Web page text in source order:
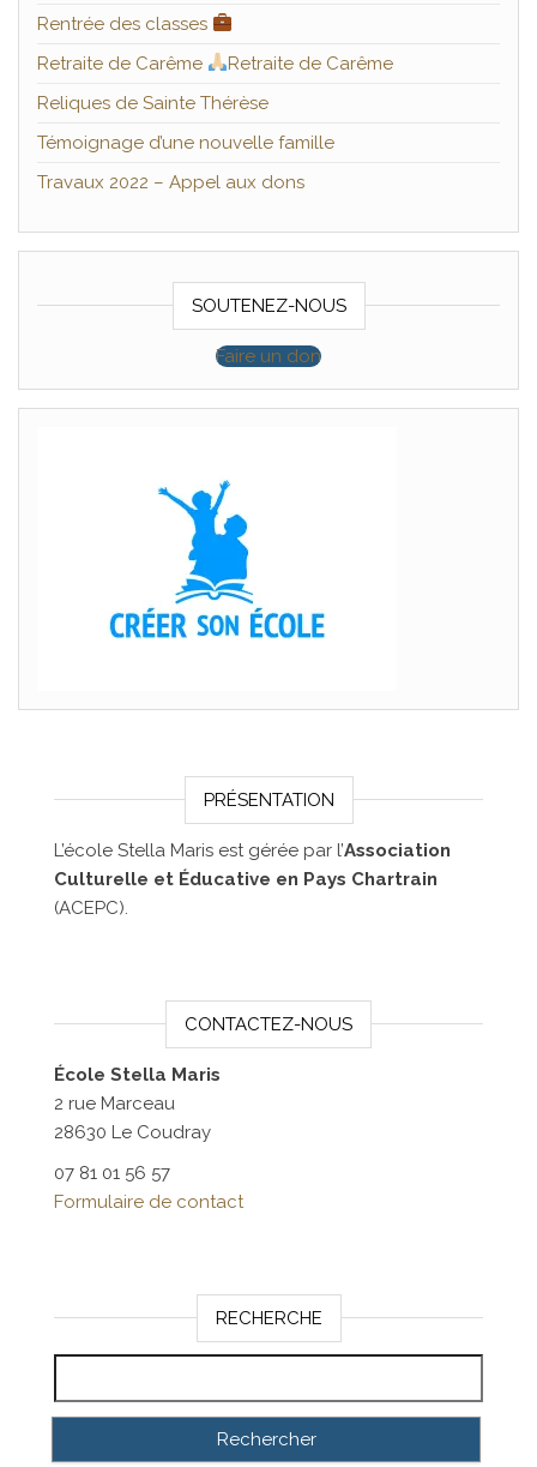
Rentrée des classes
Retraite de Carême
Retraite de Carême
Reliques de Sainte Thérèse
Témoignage d’une nouvelle famille
Travaux 2022 – Appel aux dons
SOUTENEZ-NOUS
Faire un don
PRÉSENTATION
L’école Stella Maris est gérée par l’Association
Culturelle et Éducative en Pays Chartrain
(ACEPC).
CONTACTEZ-NOUS
École Stella Maris
2 rue Marceau
28630 Le Coudray
07 81 01 56 57
Formulaire de contact
RECHERCHE